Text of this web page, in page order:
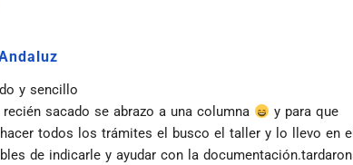
y sencillo
sacado se abrazo a una columna
y para que
todos los trámites el busco el taller y lo llevo en el
de indicarle y ayudar con la documentación.tardaron